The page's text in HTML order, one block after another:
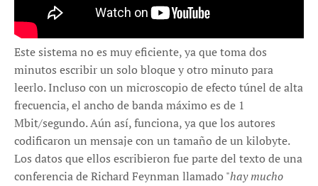
Este sistema no es muy eficiente, ya que toma dos
minutos escribir un solo bloque y otro minuto para
leerlo. Incluso con un microscopio de efecto túnel de alta
frecuencia, el ancho de banda máximo es de 1
Mbit/segundo. Aún así, funciona, ya que los autores
codificaron un mensaje con un tamaño de un kilobyte.
Los datos que ellos escribieron fue parte del texto de una
conferencia de Richard Feynman llamado "hay mucho